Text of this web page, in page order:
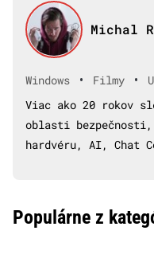
Michal
Windows • Filmy •
Viac ako 20 rokov
oblasti bezpečnosti,
hardvéru, AI, Chat
Populárne z